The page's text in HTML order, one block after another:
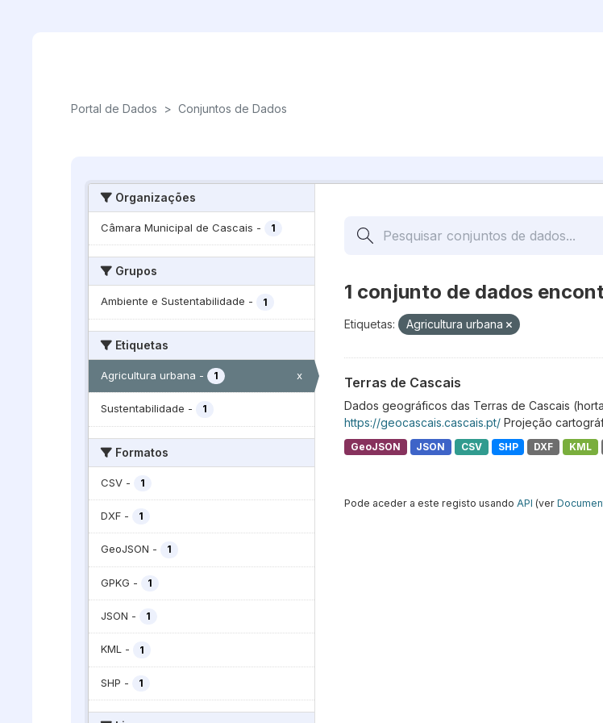
Portal de Dados > Conjuntos de Dados
Organizações
Câmara Municipal de Cascais - 1
Grupos
Ambiente e Sustentabilidade - 1
Etiquetas
Agricultura urbana - 1 x
Sustentabilidade - 1
Formatos
CSV - 1
DXF - 1
GeoJSON - 1
GPKG - 1
JSON - 1
KML - 1
SHP - 1
1 conjunto de dados
Etiquetas: Agricultura urbana
Terras de Cascais
Dados geográficos das Terras de Cascais
https://geocascais.cascais.pt/ Projeção
GeoJSON JSON CSV SHP DXF KML
Pode aceder a este registo usando API (ver